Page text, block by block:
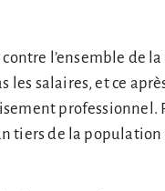
l’ensemble de
salaires, et ce
professionnel.
tiers de la population